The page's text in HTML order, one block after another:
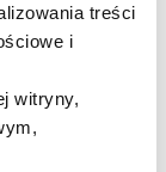
treści
i
witryny,
za pomocą